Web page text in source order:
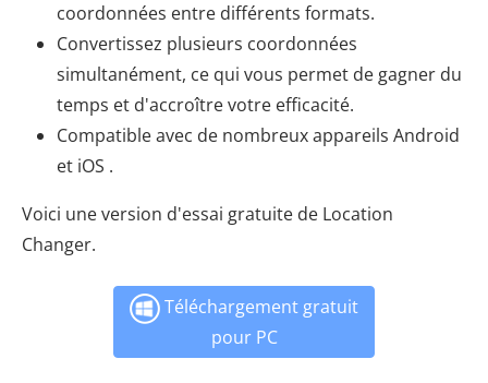
coordonnées entre différents formats.
Convertissez plusieurs coordonnées
simultanément, ce qui vous permet de gagner du
temps et d'accroître votre efficacité.
Compatible avec de nombreux appareils Android
et iOS .
Voici une version d'essai gratuite de Location
Changer.
Téléchargement gratuit
pour PC